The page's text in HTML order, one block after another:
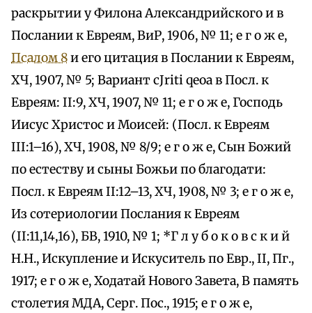
раскрытии у Филона Александрийского и в
Послании к Евреям, ВиР, 1906, № 11; е г о ж е,
Псалом 8и его цитация в Послании к Евреям,
ХЧ, 1907, № 5; Вариант cЈriti qeoа в Посл. к
Евреям: II:9, ХЧ, 1907, № 11; е г о ж е, Господь
Иисус Христос и Моисей: (Посл. к Евреям
III:1–16), ХЧ, 1908, № 8/9; е г о ж е, Сын Божий
по естеству и сыны Божьи по благодати:
Посл. к Евреям II:12–13, ХЧ, 1908, № 3; е г о ж е,
Из сотериологии Послания к Евреям
(II:11,14,16), БВ, 1910, № 1; *Г л у б о к о в с к и й
Н.Н., Искупление и Искуситель по Евр., II, Пг.,
1917; е г о ж е, Ходатай Нового Завета, В память
столетия МДА, Серг. Пос., 1915; е г о ж е,